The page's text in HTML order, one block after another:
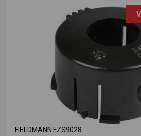
FIELDMANN FZS9028